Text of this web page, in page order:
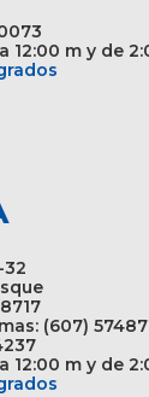
m y de
32
(607)
m y de